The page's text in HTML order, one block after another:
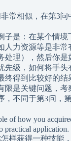
常相似，在第3问
子是：在某个情境
人力资源等是非常
处理），然后你是
先级，如何将手头
终得到比较好的结
限是关键问题，考
，不同于第3问，
of how you
practical application.
样获得一种技能